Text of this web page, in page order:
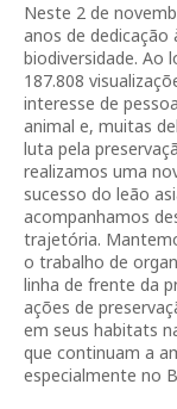
Neste 2 de
anos de dedicação
biodiversidade. Ao
187.808
interesse de
animal e, muitas
luta pela
realizamos uma
sucesso do leão
acompanhamos
trajetória.
o trabalho de
linha de frente da
ações de
em seus habitats
que continuam a
especialmente no